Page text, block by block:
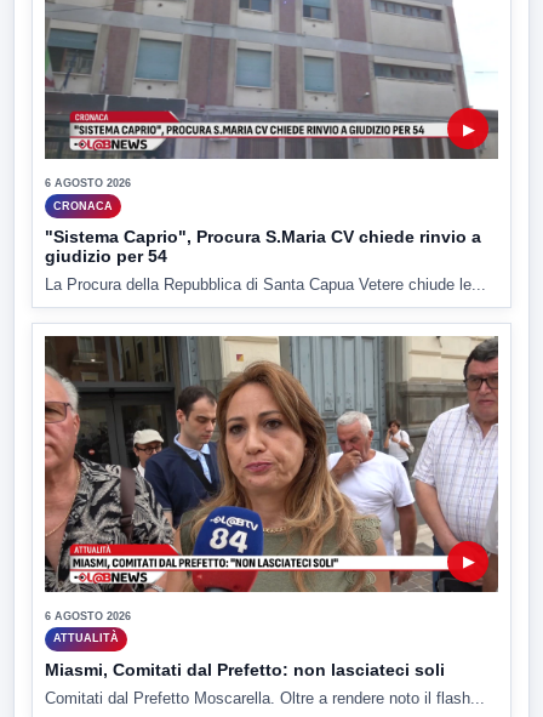
▶
6 AGOSTO 2026
CRONACA
"Sistema Caprio", Procura S.Maria CV chiede rinvio a
giudizio per 54
La Procura della Repubblica di Santa Capua Vetere chiude le...
▶
6 AGOSTO 2026
ATTUALITÀ
Miasmi, Comitati dal Prefetto: non lasciateci soli
Comitati dal Prefetto Moscarella. Oltre a rendere noto il flash...